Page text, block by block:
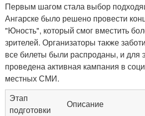
Первым шагом стала выбор
Ангарске было решено провести
"Юность", который смог вместить
зрителей. Организаторы также
все билеты были распроданы, и для
проведена активная кампания в
местных СМИ.
Этап
подготовки
Описание